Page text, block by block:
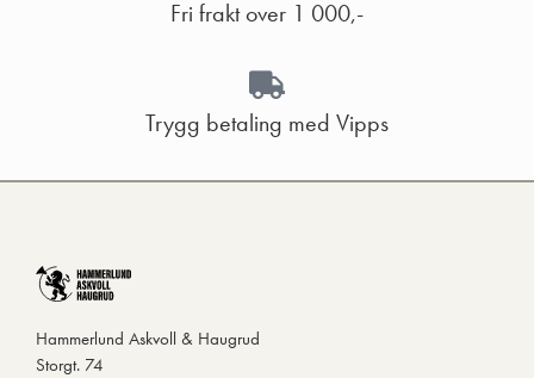
Fri frakt over 1 000,-
Trygg betaling med Vipps
Hammerlund Askvoll & Haugrud
Storgt. 74